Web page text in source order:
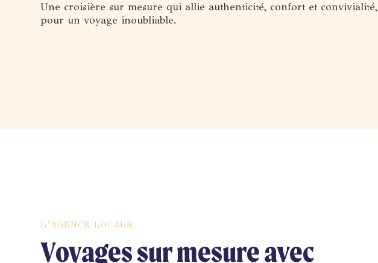
Une croisière sur mesure qui allie authenticité, confort et convivialité,
pour un voyage inoubliable.
L’AGENCE LOCALE
Voyages sur mesure avec